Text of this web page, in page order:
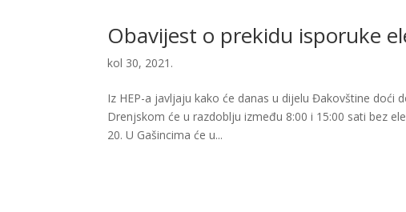
Obavijest o prekidu isporuke
kol 30, 2021.
Iz HEP-a javljaju kako će danas u dijelu Đakovštine doći
Drenjskom će u razdoblju između 8:00 i 15:00 sati bez
20. U Gašincima će u...